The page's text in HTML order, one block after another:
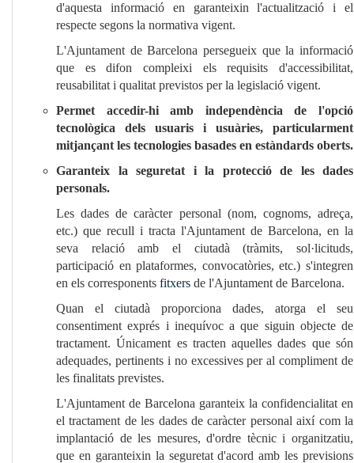
d'aquesta informació en garanteixin l'actualització i el
respecte segons la normativa vigent.
L'Ajuntament de Barcelona persegueix que la informació
que es difon compleixi els requisits d'accessibilitat,
reusabilitat i qualitat previstos per la legislació vigent.
Permet accedir-hi amb independència de l'opció
tecnològica dels usuaris i usuàries, particularment
mitjançant les tecnologies basades en estàndards oberts.
Garanteix la seguretat i la protecció de les dades
personals.
Les dades de caràcter personal (nom, cognoms, adreça,
etc.) que recull i tracta l'Ajuntament de Barcelona, en la
seva relació amb el ciutadà (tràmits, sol·licituds,
participació en plataformes, convocatòries, etc.) s'integren
en els corresponents fitxers de l'Ajuntament de Barcelona.
Quan el ciutadà proporciona dades, atorga el seu
consentiment exprés i inequívoc a que siguin objecte de
tractament. Únicament es tracten aquelles dades que són
adequades, pertinents i no excessives per al compliment de
les finalitats previstes.
L'Ajuntament de Barcelona garanteix la confidencialitat en
el tractament de les dades de caràcter personal així com la
implantació de les mesures, d'ordre tècnic i organitzatiu,
que en garanteixin la seguretat d'acord amb les previsions